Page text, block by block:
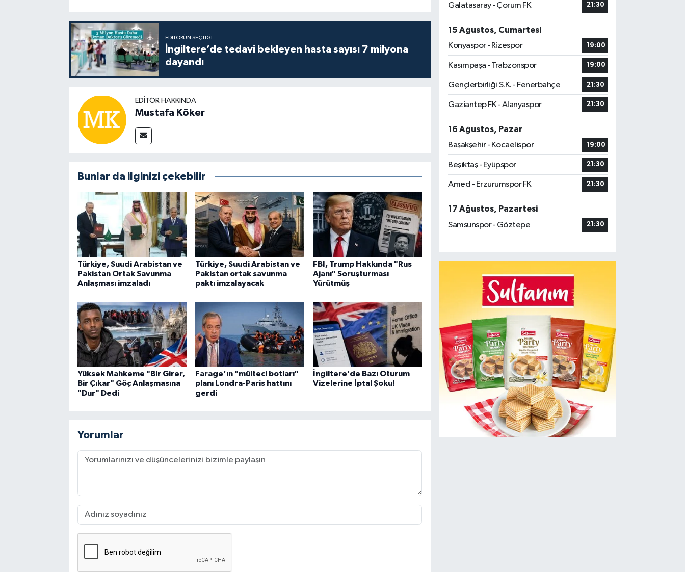
EDITÖRÜN SEÇTIĞI
İngiltere’de tedavi bekleyen hasta sayısı 7 milyona
dayandı
EDITÖR HAKKINDA
Mustafa Köker
Bunlar da ilginizi çekebilir
Türkiye, Suudi Arabistan ve
Pakistan Ortak Savunma
Anlaşması imzaladı
Türkiye, Suudi Arabistan ve
Pakistan ortak savunma
paktı imzalayacak
FBI, Trump Hakkında "Rus
Ajanı" Soruşturması
Yürütmüş
Yüksek Mahkeme "Bir Girer,
Bir Çıkar" Göç Anlaşmasına
"Dur" Dedi
Farage'ın "mülteci botları"
planı Londra-Paris hattını
gerdi
İngiltere’de Bazı Oturum
Vizelerine İptal Şoku!
Yorumlar
Galatasaray - Çorum FK
21:30
15 Ağustos, Cumartesi
Konyaspor - Rizespor
19:00
Kasımpaşa - Trabzonspor 19:00
Gençlerbirliği S.K. - Fenerbahçe 21:30
Gaziantep FK - Alanyaspor 21:30
16 Ağustos, Pazar
Başakşehir - Kocaelispor
19:00
Beşiktaş - Eyüpspor 21:30
Amed - Erzurumspor FK 21:30
17 Ağustos, Pazartesi
Samsunspor - Göztepe
21:30